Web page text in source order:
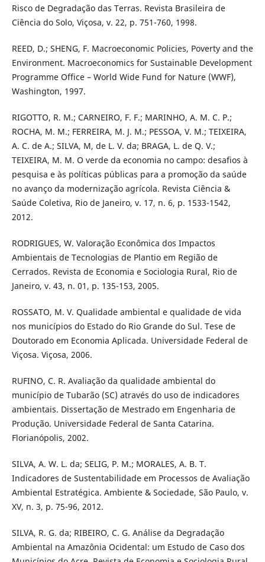
Risco de Degradação das Terras. Revista Brasileira de
Ciência do Solo, Viçosa, v. 22, p. 751-760, 1998.
REED, D.; SHENG, F. Macroeconomic Policies, Poverty and the
Environment. Macroeconomics for Sustainable Development
Programme Office – World Wide Fund for Nature (WWF),
Washington, 1997.
RIGOTTO, R. M.; CARNEIRO, F. F.; MARINHO, A. M. C. P.;
ROCHA, M. M.; FERREIRA, M. J. M.; PESSOA, V. M.; TEIXEIRA,
A. C. de A.; SILVA, M, de L. V. da; BRAGA, L. de Q. V.;
TEIXEIRA, M. M. O verde da economia no campo: desafios à
pesquisa e às políticas públicas para a promoção da saúde
no avanço da modernização agrícola. Revista Ciência &
Saúde Coletiva, Rio de Janeiro, v. 17, n. 6, p. 1533-1542,
2012.
RODRIGUES, W. Valoração Econômica dos Impactos
Ambientais de Tecnologias de Plantio em Região de
Cerrados. Revista de Economia e Sociologia Rural, Rio de
Janeiro, v. 43, n. 01, p. 135-153, 2005.
ROSSATO, M. V. Qualidade ambiental e qualidade de vida
nos municípios do Estado do Rio Grande do Sul. Tese de
Doutorado em Economia Aplicada. Universidade Federal de
Viçosa. Viçosa, 2006.
RUFINO, C. R. Avaliação da qualidade ambiental do
município de Tubarão (SC) através do uso de indicadores
ambientais. Dissertação de Mestrado em Engenharia de
Produção. Universidade Federal de Santa Catarina.
Florianópolis, 2002.
SILVA, A. W. L. da; SELIG, P. M.; MORALES, A. B. T.
Indicadores de Sustentabilidade em Processos de Avaliação
Ambiental Estratégica. Ambiente & Sociedade, São Paulo, v.
XV, n. 3, p. 75-96, 2012.
SILVA, R. G. da; RIBEIRO, C. G. Análise da Degradação
Ambiental na Amazônia Ocidental: um Estudo de Caso dos